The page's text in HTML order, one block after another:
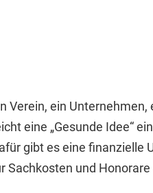
Verein, ein
eine „Gesunde Idee“
gibt es eine finanzielle
Sachkosten und